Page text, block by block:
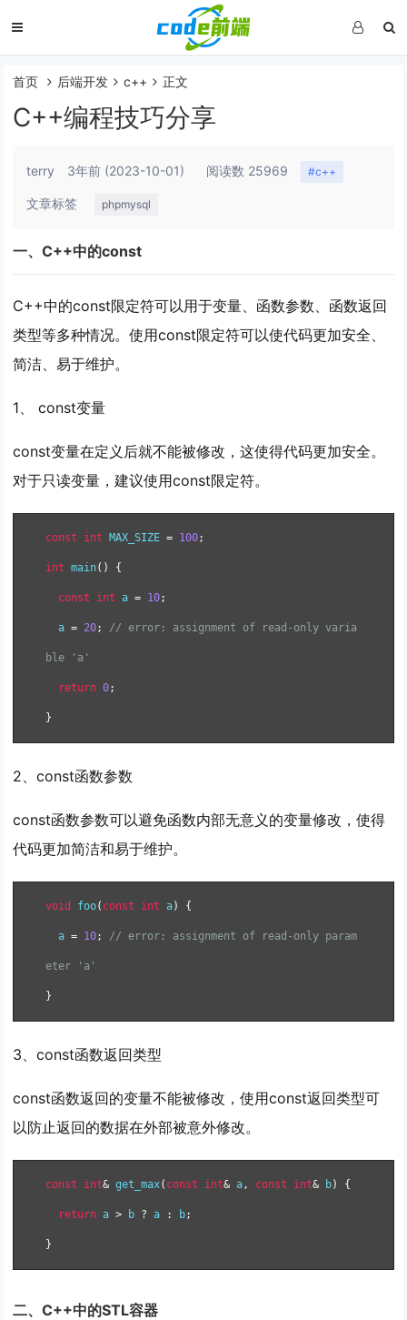
首页 后端开发 c++ 正文
C++编程技巧分享
terry 3年前 (2023-10-01) 阅读数 25969 #c++
文章标签 phpmysql
一、C++中的const
C++中的const限定符可以用于变量、函数参数、函数返回
类型等多种情况。使用const限定符可以使代码更加安全、
简洁、易于维护。
1、 const变量
const变量在定义后就不能被修改，这使得代码更加安全。
对于只读变量，建议使用const限定符。
const int MAX_SIZE = 100;
int main() {
const int a = 10;
  a
= 20; // error: assignment of read-only varia
ble 'a'
return 0;
}
2、const函数参数
const函数参数可以避免函数内部无意义的变量修改，使得
代码更加简洁和易于维护。
void foo( const int a) {
  a
= 10; // error: assignment of read-only param
eter 'a'
}
3、const函数返回类型
const函数返回的变量不能被修改，使用const返回类型可
以防止返回的数据在外部被意外修改。
const int& get_max( const int& a, const int& b) {
return a > b ? a : b;
}
二、C++中的STL容器